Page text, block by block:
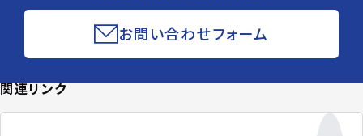
お問い合わせフォーム
関連リンク